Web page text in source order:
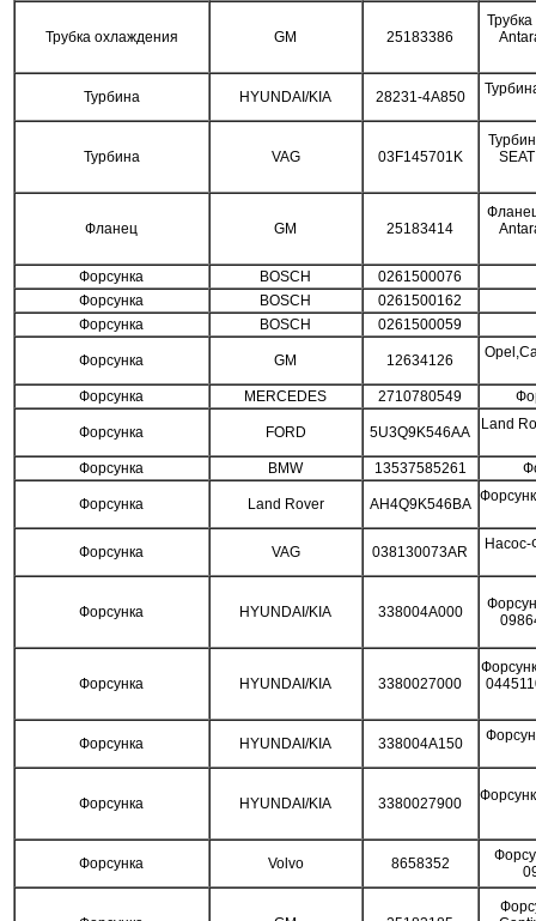
Трубка охлаждения GM 25183386
Турбина HYUNDAI/KIA 28231-4A850
Турбина VAG 03F145701K
Фланец GM 25183414
Форсунка BOSCH
0261500076
Форсунка
BOSCH
0261500162
Форсунка
BOSCH 0261500059
Форсунка GM 12634126
Форсунка MERCEDES 2710780549
Форсунка FORD 5U3Q9K546AA Land
Форсунка BMW 13537585261
Форсунка Land Rover AH4Q9K546BA
Форсунка VAG 038130073AR
Форсунка HYUNDAI/KIA 338004A000
Форсунка HYUNDAI/KIA 3380027000
Форсунка HYUNDAI/KIA 338004A150
Форсунка HYUNDAI/KIA 3380027900
Форсунка Volvo 8658352